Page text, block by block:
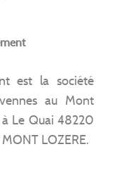
est la société
au Mont
à Le Quai 48220
LOZERE.